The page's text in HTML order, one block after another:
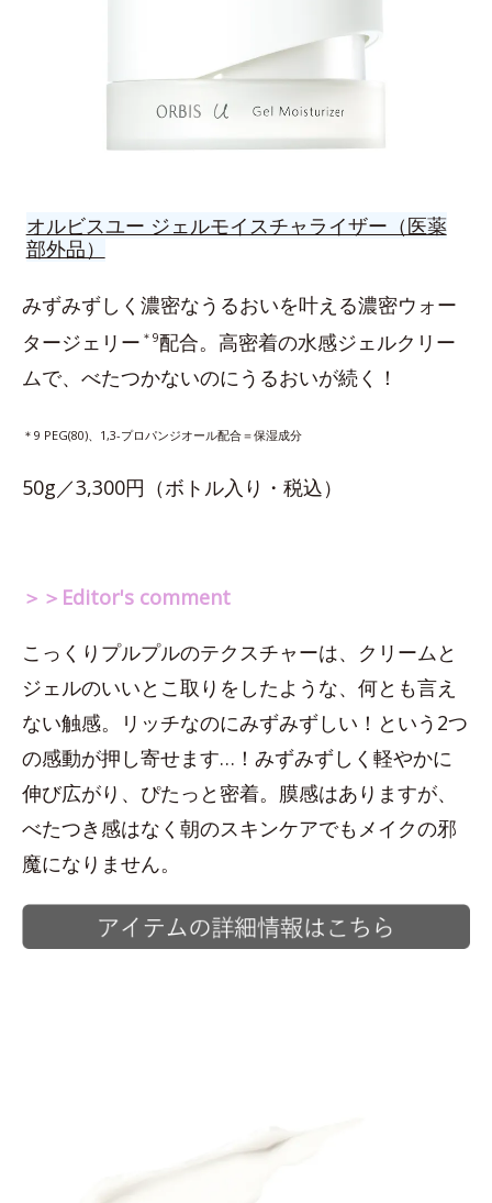
オルビスユー ジェルモイスチャライザー（医薬
部外品）
みずみずしく濃密なうるおいを叶える濃密ウォー
タージェリー ＊9配合。高密着の水感ジェルクリー
ムで、べたつかないのにうるおいが続く！
＊9 PEG(80)、1,3-プロパンジオール配合＝保湿成分
50g／3,300円（ボトル入り・税込）
＞＞Editor's comment
こっくりプルプルのテクスチャーは、クリームと
ジェルのいいとこ取りをしたような、何とも言え
ない触感。リッチなのにみずみずしい！という2つ
の感動が押し寄せます…！みずみずしく軽やかに
伸び広がり、ぴたっと密着。膜感はありますが、
べたつき感はなく朝のスキンケアでもメイクの邪
魔になりません。